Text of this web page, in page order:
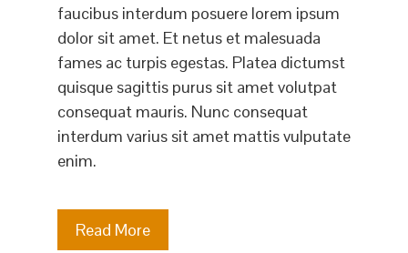
faucibus interdum posuere lorem ipsum
dolor sit amet. Et netus et malesuada
fames ac turpis egestas. Platea dictumst
quisque sagittis purus sit amet volutpat
consequat mauris. Nunc consequat
interdum varius sit amet mattis vulputate
enim.
Read More